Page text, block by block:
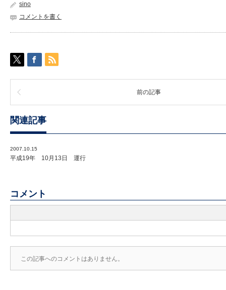
sino
コメントを書く
前の記事
関連記事
2007.10.15
平成19年 10月13日 運行
コメント
この記事へのコメントはありません。